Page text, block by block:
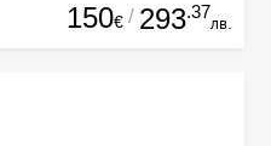
150€ / 293.37
лв.